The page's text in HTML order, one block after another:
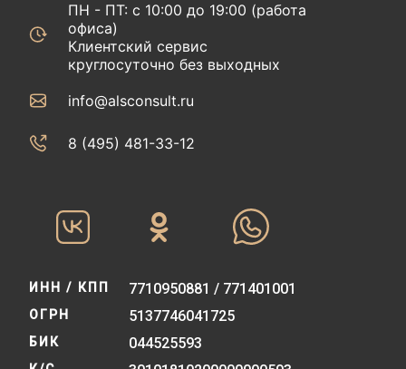
ПН - ПТ: с 10:00 до 19:00 (работа
офиса)
Клиентский сервис
круглосуточно без выходных
info@alsconsult.ru
8 (495) 481-33-12‬‬
ИНН / КПП 7710950881 / 771401001
ОГРН 5137746041725
БИК 044525593